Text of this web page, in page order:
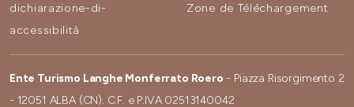
dichiarazione-di-
accessibilità
Zone de Téléchargement
Ente Turismo Langhe Monferrato Roero - Piazza Risorgimento 2
- 12051 ALBA (CN). C.F. e P.IVA 02513140042